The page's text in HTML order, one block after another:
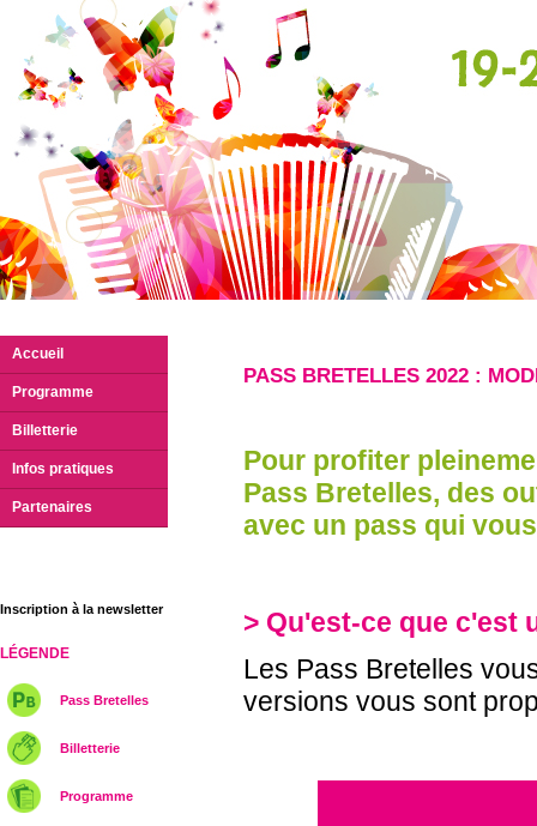
Accueil
Programme
Billetterie
Infos pratiques
Partenaires
Inscription à la newsletter
LÉGENDE
Pass Bretelles
Billetterie
Programme
PASS BRETELLES 2022 :
Pour profiter
Pass Bretelles, des
avec un pass qui
> Qu'est-ce que c'est
Les Pass Bretelles
versions vous sont